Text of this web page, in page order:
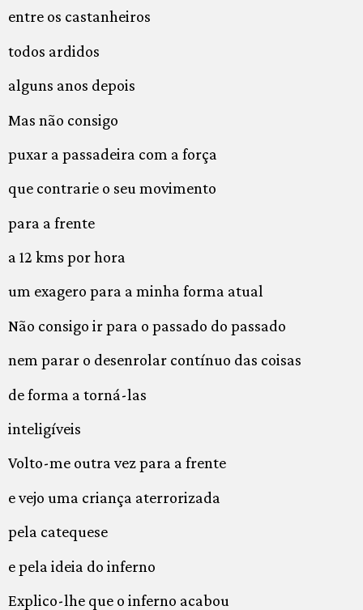
entre os castanheiros
todos ardidos
alguns anos depois
Mas não consigo
puxar a passadeira com a força
que contrarie o seu movimento
para a frente
a 12 kms por hora
um exagero para a minha forma atual
Não consigo ir para o passado do passado
nem parar o desenrolar contínuo das coisas
de forma a torná-las
inteligíveis
Volto-me outra vez para a frente
e vejo uma criança aterrorizada
pela catequese
e pela ideia do inferno
Explico-lhe que o inferno acabou